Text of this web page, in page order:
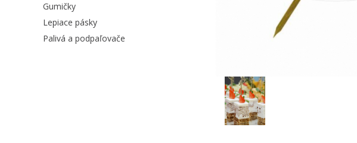
Gumičky
Lepiace pásky
Palivá a podpaľovače